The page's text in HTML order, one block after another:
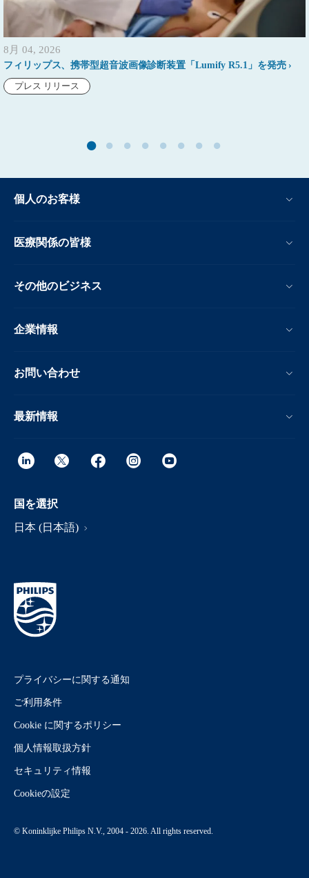
8月 04, 2026
フィリップス、携帯型超音波画像診断装置「Lumify R5.1」を発売
プレス リリース
個人のお客様
医療関係の皆様
その他のビジネス
企業情報
お問い合わせ
最新情報
国を選択
日本 (日本語)
プライバシーに関する通知
ご利用条件
Cookie に関するポリシー
個人情報取扱方針
セキュリティ情報
Cookieの設定
© Koninklijke Philips N.V., 2004 - 2026. All rights reserved.